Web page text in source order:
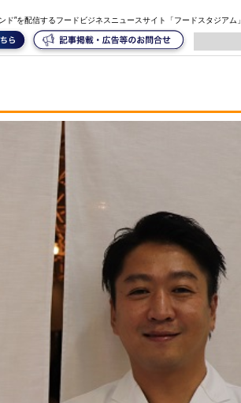
ド”を配信するフードビジネスニュースサイト「フードスタジアム」